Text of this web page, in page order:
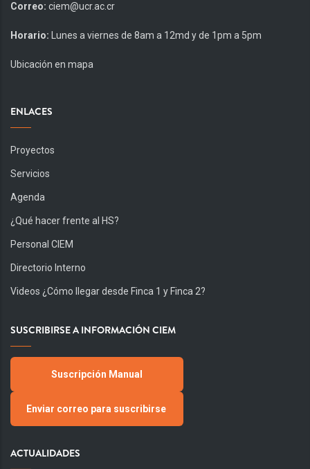
Correo: ciem@ucr.ac.cr
Horario: Lunes a viernes de 8am a 12md y de 1pm a 5pm
Ubicación en mapa
ENLACES
Proyectos
Servicios
Agenda
¿Qué hacer frente al HS?
Personal CIEM
Directorio Interno
Videos ¿Cómo llegar desde Finca 1 y Finca 2?
SUSCRIBIRSE A INFORMACIÓN CIEM
Suscripción Manual
Enviar correo para suscribirse
ACTUALIDADES